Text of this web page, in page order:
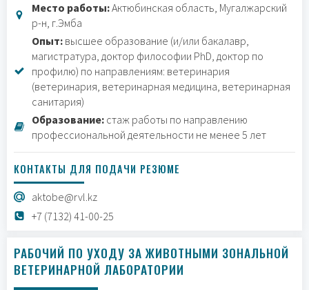
Место работы:Актюбинская область, Мугалжарский
р-н, г.Эмба
Опыт: высшее образование (и/или бакалавр,
магистратура, доктор философии PhD, доктор по
профилю) по направлениям: ветеринария
(ветеринария, ветеринарная медицина, ветеринарная
санитария)
Образование: стаж работы по направлению
профессиональной деятельности не менее 5 лет
КОНТАКТЫ ДЛЯ ПОДАЧИ РЕЗЮМЕ
aktobe@rvl.kz
+7 (7132) 41-00-25
РАБОЧИЙ ПО УХОДУ ЗА ЖИВОТНЫМИ ЗОНАЛЬНОЙ
ВЕТЕРИНАРНОЙ ЛАБОРАТОРИИ